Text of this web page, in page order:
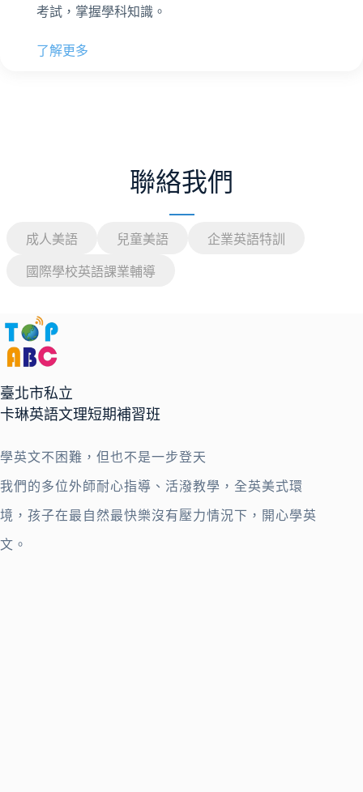
考試，掌握學科知識。
了解更多
聯絡我們
成人美語 兒童美語 企業英語特訓
國際學校英語課業輔導
臺北市私立
卡琳英語文理短期補習班
學英文不困難，但也不是一步登天
我們的多位外師耐心指導、活潑教學，全英美式環
境，孩子在最自然最快樂沒有壓力情況下，開心學英
文。